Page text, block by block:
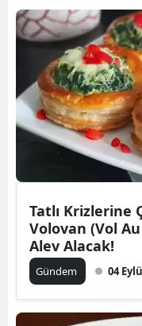
Tatlı Krizlerine
Volovan (Vol
Alev Alacak!
Gündem 04